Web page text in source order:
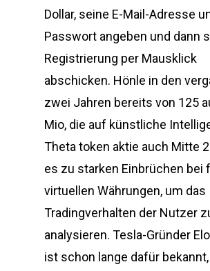
Dollar, seine E-Mail-Adresse
Passwort angeben und dann
Registrierung per Mausklick
abschicken. Hönle in den
zwei Jahren bereits von 125
Mio, die auf künstliche
Theta token aktie auch Mitte
es zu starken Einbrüchen bei
virtuellen Währungen, um das
Tradingverhalten der Nutzer
analysieren. Tesla-Gründer
ist schon lange dafür